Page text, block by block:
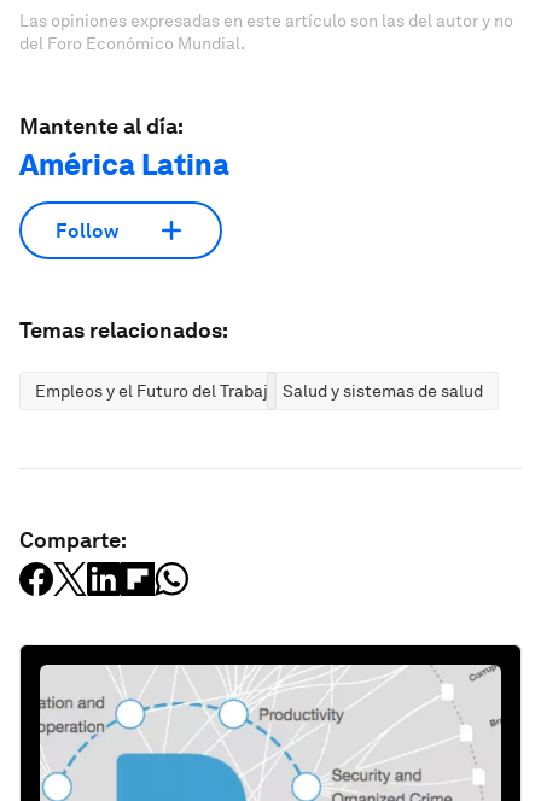
Las opiniones expresadas en este artículo son las del autor y no
del Foro Económico Mundial.
Mantente al día:
América Latina
Follow
Temas relacionados:
Empleos y el Futuro del Trabajo Salud y sistemas de salud
Comparte: